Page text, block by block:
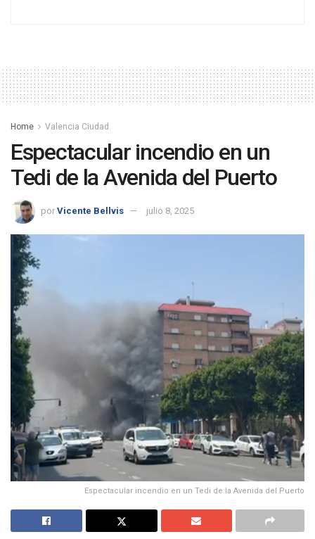
Home Valencia Ciudad
Espectacular incendio en un
Tedi de la Avenida del Puerto
por Vicente Bellvis julio 8, 2025
Espectacular incendio en un Tedi de la Avenida del Puerto